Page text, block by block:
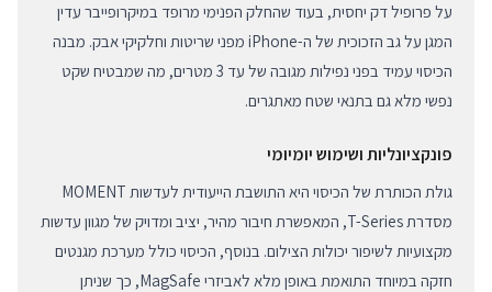
על פרופיל דק יחסית, בעוד שהחלק הפנימי מרופד במיקרופייבר עדין
המגן על גב הזכוכית של ה-iPhone מפני שריטות וחלקיקי אבק. מבנה
הכיסוי עמיד בפני נפילות מגובה של עד 3 מטרים, מה שמבטיח שקט
נפשי מלא גם בתנאי שטח מאתגרים.
פונקציונליות ושימוש יומיומי
גולת הכותרת של הכיסוי היא התושבת הייעודית לעדשות MOMENT
מסדרת T-Series, המאפשרת חיבור מהיר, יציב ומדויק של מגוון עדשות
מקצועיות לשיפור יכולות הצילום. בנוסף, הכיסוי כולל מערכת מגנטים
חזקה במיוחד התואמת באופן מלא לאביזרי MagSafe, כך שניתן